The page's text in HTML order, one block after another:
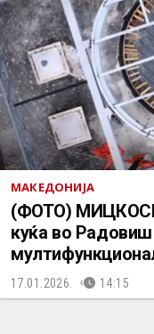
МАКЕДОНИЈА
(ФОТО)
куќа во Радовиш
17.01.2026. 14:15